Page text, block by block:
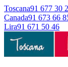
Toscana91 677 30
Canada91 673 66
Lira91 671 50 46